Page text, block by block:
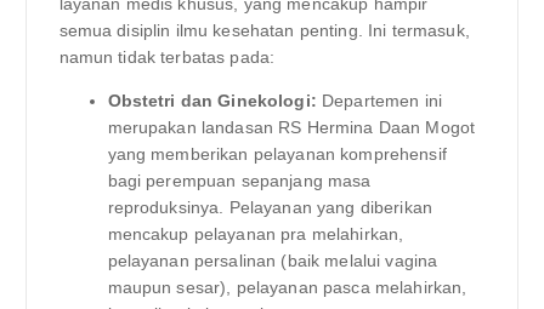
semua disiplin ilmu kesehatan penting. Ini termasuk,
namun tidak terbatas pada:
Obstetri dan Ginekologi: Departemen ini
merupakan landasan RS Hermina Daan Mogot
yang memberikan pelayanan komprehensif
bagi perempuan sepanjang masa
reproduksinya. Pelayanan yang diberikan
mencakup pelayanan pra melahirkan,
pelayanan persalinan (baik melalui vagina
maupun sesar), pelayanan pasca melahirkan,